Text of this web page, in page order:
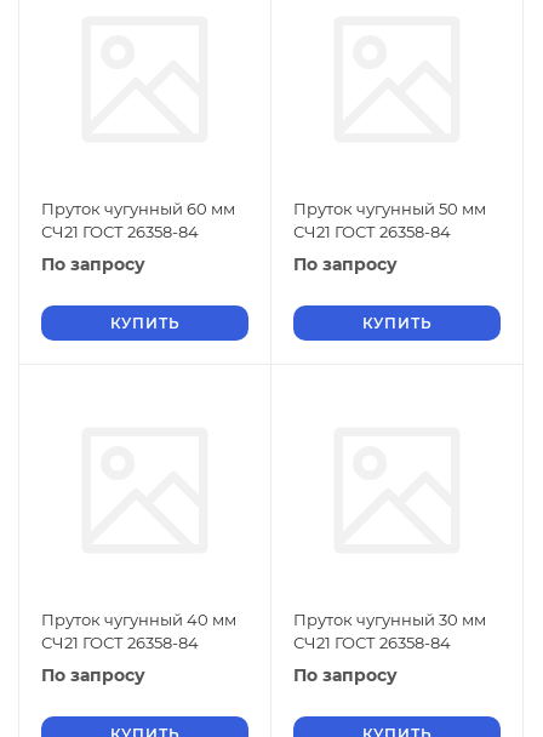
Пруток чугунный 60 мм
СЧ21 ГОСТ 26358-84
По запросу
КУПИТЬ
Пруток чугунный 50 мм
СЧ21 ГОСТ 26358-84
По запросу
КУПИТЬ
Пруток чугунный 40 мм
СЧ21 ГОСТ 26358-84
По запросу
Пруток чугунный 30 мм
СЧ21 ГОСТ 26358-84
По запросу